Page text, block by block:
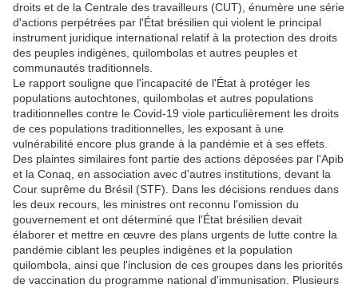
droits et de la Centrale des travailleurs (CUT), énumère une série
d'actions perpétrées par l'État brésilien qui violent le principal
instrument juridique international relatif à la protection des droits
des peuples indigènes, quilombolas et autres peuples et
communautés traditionnels.
Le rapport souligne que l'incapacité de l'État à protéger les
populations autochtones, quilombolas et autres populations
traditionnelles contre le Covid-19 viole particulièrement les droits
de ces populations traditionnelles, les exposant à une
vulnérabilité encore plus grande à la pandémie et à ses effets.
Des plaintes similaires font partie des actions déposées par l'Apib
et la Conaq, en association avec d'autres institutions, devant la
Cour suprême du Brésil (STF). Dans les décisions rendues dans
les deux recours, les ministres ont reconnu l'omission du
gouvernement et ont déterminé que l'État brésilien devait
élaborer et mettre en œuvre des plans urgents de lutte contre la
pandémie ciblant les peuples indigènes et la population
quilombola, ainsi que l'inclusion de ces groupes dans les priorités
de vaccination du programme national d'immunisation. Plusieurs